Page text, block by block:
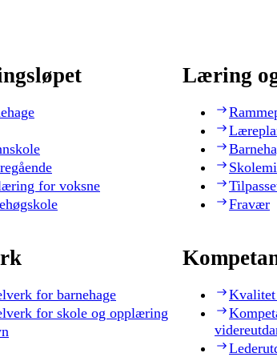
for voksne
Læring
Fravær
for barnehage
for skole og opplæring
Kvalitet